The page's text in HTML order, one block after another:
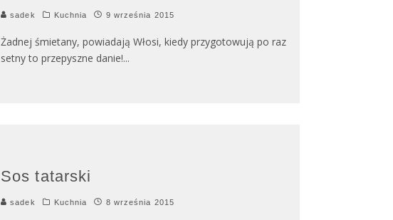
sadek Kuchnia 9 września 2015
Żadnej śmietany, powiadają Włosi, kiedy przygotowują po raz
setny to przepyszne danie!...
Sos tatarski
sadek Kuchnia 8 września 2015